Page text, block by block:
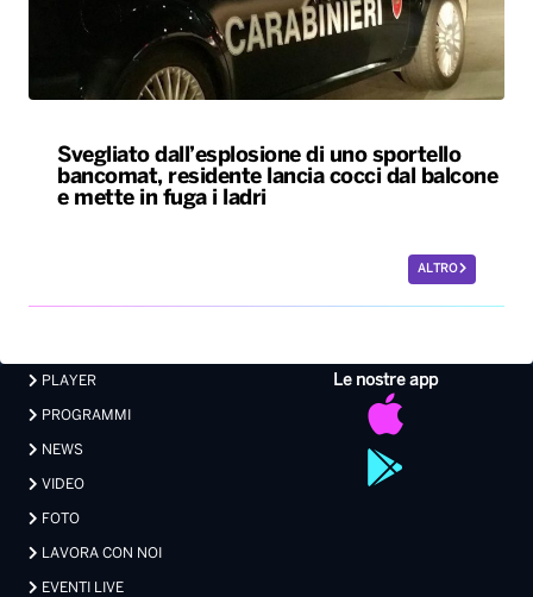
Svegliato dall’esplosione di uno sportello
bancomat, residente lancia cocci dal balcone
e mette in fuga i ladri
ALTRO
Le nostre app
PLAYER
PROGRAMMI
NEWS
VIDEO
FOTO
LAVORA CON NOI
EVENTI LIVE